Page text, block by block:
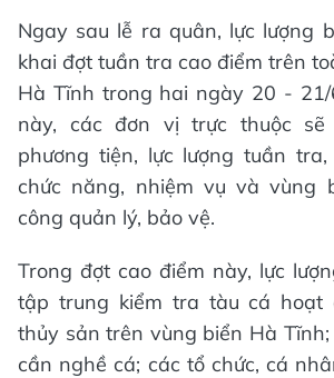
Ngay sau lễ ra quân, lực lượng
khai đợt tuần tra cao điểm trên
Hà Tĩnh trong hai ngày 20 - 21/
này, các đơn vị trực thuộc
phương tiện, lực lượng tuần
chức năng, nhiệm vụ và vùng
công quản lý, bảo vệ.
Trong đợt cao điểm này, lực
tập trung kiểm tra tàu cá hoạt
thủy sản trên vùng biển Hà
cần nghề cá; các tổ chức, cá